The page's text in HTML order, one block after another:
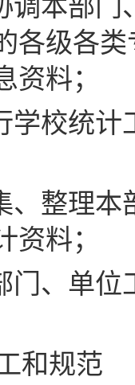
各级各
料；
学校统
、整理
料；
门、单
和规范